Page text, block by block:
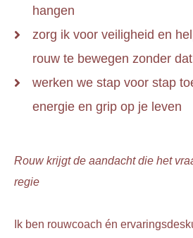
hangen
zorg ik voor veiligheid en
rouw te bewegen zonder
werken we stap voor stap
energie en grip op je leven
Rouw krijgt de aandacht die het
regie
Ik ben rouwcoach én